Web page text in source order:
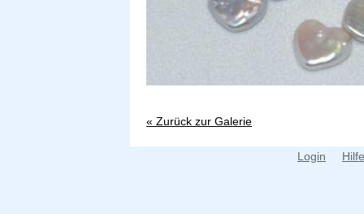
« Zurück zur Galerie
Hilfe
Login